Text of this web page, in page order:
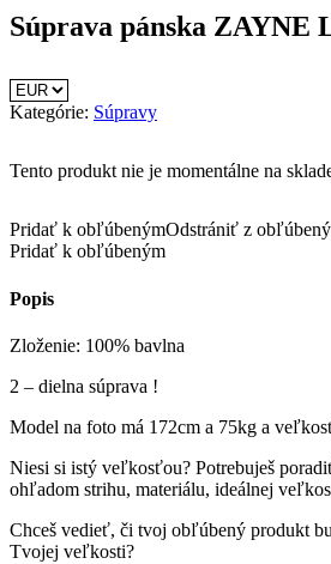
Súprava pánska ZAYNE
Kategórie: Súpravy
Tento produkt nie je momentálne na
Pridať k obľúbenýmOdstrániť z
Pridať k obľúbeným
Popis
Zloženie: 100% bavlna
2 – dielna súprava !
Model na foto má 172cm a 75kg a
Niesi si istý veľkosťou? Potrebuješ
ohľadom strihu, materiálu, ideálnej
Chceš vedieť, či tvoj obľúbený produkt
Tvojej veľkosti?